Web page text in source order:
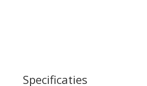
Specificaties